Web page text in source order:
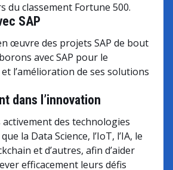
du classement Fortune 500.
SAP
œuvre des projets SAP de bout
avec SAP pour le
l’amélioration de ses solutions
dans l’innovation
des technologies
la Data Science, l’IoT, l’IA, le
et d’autres, afin d’aider
efficacement leurs défis